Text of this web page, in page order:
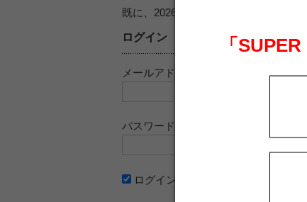
既に、2026 SUPER GT サポーター
ログイン
メールアドレス
パスワード
ログイン情報を記憶
「